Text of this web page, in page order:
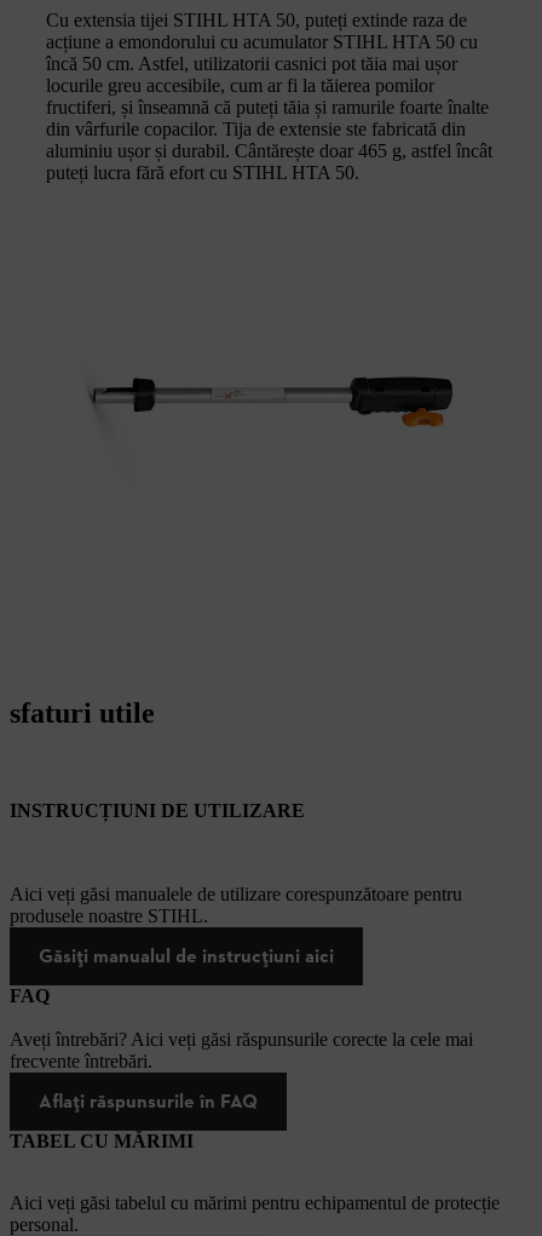
Cu extensia tijei STIHL HTA 50, puteți extinde raza de
acțiune a emondorului cu acumulator STIHL HTA 50 cu
încă 50 cm. Astfel, utilizatorii casnici pot tăia mai ușor
locurile greu accesibile, cum ar fi la tăierea pomilor
fructiferi, și înseamnă că puteți tăia și ramurile foarte înalte
din vârfurile copacilor. Tija de extensie ste fabricată din
aluminiu ușor și durabil. Cântărește doar 465 g, astfel încât
puteți lucra fără efort cu STIHL HTA 50.
sfaturi utile
INSTRUCȚIUNI DE UTILIZARE
Aici veți găsi manualele de utilizare corespunzătoare pentru
produsele noastre STIHL.
Găsiți manualul de instrucțiuni aici
FAQ
Aveți întrebări? Aici veți găsi răspunsurile corecte la cele mai
frecvente întrebări.
Aflați răspunsurile în FAQ
TABEL CU MĂRIMI
Aici veți găsi tabelul cu mărimi pentru echipamentul de protecție
personal.